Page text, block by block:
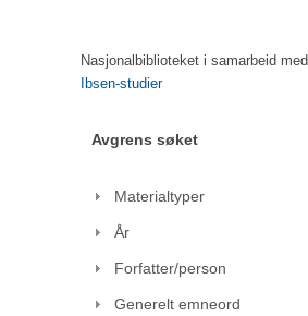
Nasjonalbiblioteket i samarbeid med
Ibsen-studier
Avgrens søket
Materialtyper
År
Forfatter/person
Generelt emneord